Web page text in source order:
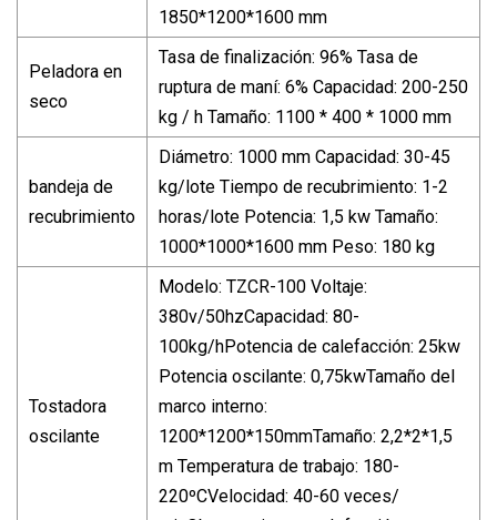
1850*1200*1600 mm
Peladora en
seco
Tasa de finalización: 96% Tasa de
ruptura de maní: 6% Capacidad: 200-250
kg / h Tamaño: 1100 * 400 * 1000 mm
bandeja de
recubrimiento
Diámetro: 1000 mm Capacidad: 30-45
kg/lote Tiempo de recubrimiento: 1-2
horas/lote Potencia: 1,5 kw Tamaño:
1000*1000*1600 mm Peso: 180 kg
Tostadora
oscilante
Modelo: TZCR-100 Voltaje:
380v/50hzCapacidad: 80-
100kg/hPotencia de calefacción: 25kw
Potencia oscilante: 0,75kwTamaño del
marco interno:
1200*1200*150mmTamaño: 2,2*2*1,5
m Temperatura de trabajo: 180-
220ºCVelocidad: 40-60 veces/